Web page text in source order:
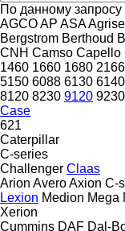
По данному
AGCOAP ASA
Bergstrom Berthoud
CNH Camso Capello
1460 1660 1680 2166
5150 6088 6130 6140
8120 8230 9120 9230
Case
621
Caterpillar
C-series
Challenger Claas
Arion AveroAxion C-
Lexion Medion Mega
Xerion
Cummins DAF Dal-